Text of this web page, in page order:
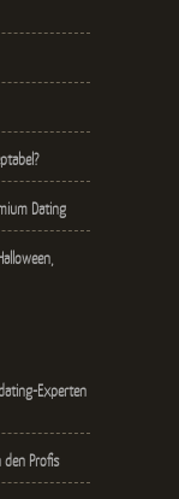
Dating
Experten
den Profis